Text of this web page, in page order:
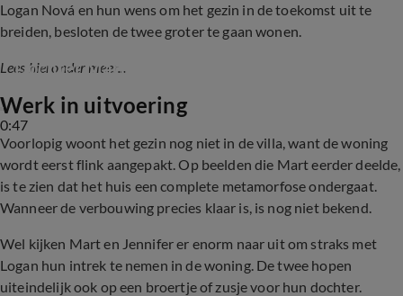
Logan Nová en hun wens om het gezin in de toekomst uit te
breiden, besloten de twee groter te gaan wonen.
Lees hieronder meer...
0:47
Dochter Mart Hoogkamer begint met praten
Werk in uitvoering
Voorlopig woont het gezin nog niet in de villa, want de woning
wordt eerst flink aangepakt. Op beelden die Mart eerder deelde,
is te zien dat het huis een complete metamorfose ondergaat.
Wanneer de verbouwing precies klaar is, is nog niet bekend.
Wel kijken Mart en Jennifer er enorm naar uit om straks met
Logan hun intrek te nemen in de woning. De twee hopen
uiteindelijk ook op een broertje of zusje voor hun dochter.